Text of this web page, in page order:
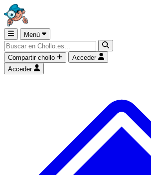
Menú
Compartir chollo
Acceder
Acceder